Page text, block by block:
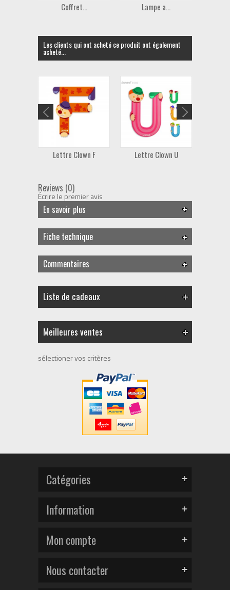
Coffret... Lampe a...
Les clients qui ont acheté ce produit ont également
acheté...
Lettre Clown F Lettre Clown U
Reviews (0)
Écrire le premier avis
En savoir plus
Fiche technique
Commentaires
Liste de cadeaux
Meilleures ventes
sélectioner vos critères
Catégories
Information
Mon compte
Nous contacter